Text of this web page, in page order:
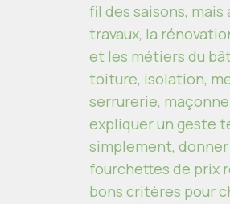
fil des saisons,
travaux, la
et les métiers du
toiture, isolation,
serrurerie,
expliquer un geste
simplement,
fourchettes de prix
bons critères pour